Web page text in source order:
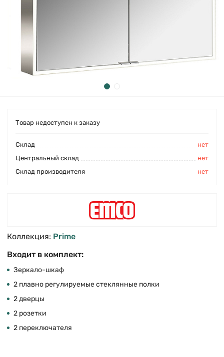
Товар недоступен к заказу
Cклад
нет
Центральный склад
нет
Склад производителя
нет
Коллекция: Prime
Входит в комплект:
Зеркало-шкаф
2 плавно регулируемые стеклянные полки
2 дверцы
2 розетки
2 переключателя